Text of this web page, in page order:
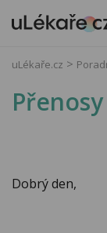
uLékaře.cz
Dobrý den,